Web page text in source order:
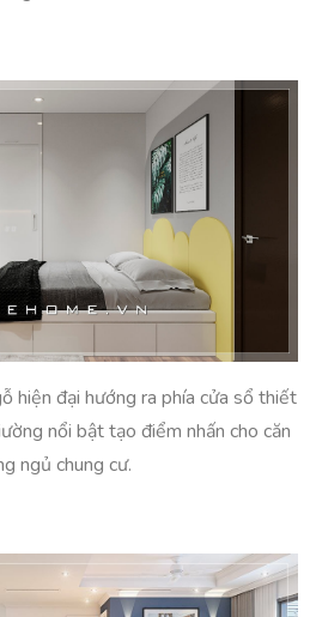
hiện đại hướng ra phía cửa sổ thiết
nổi bật tạo điểm nhấn cho căn
ngủ chung cư.